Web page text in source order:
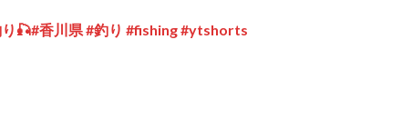
🎣#香川県 #釣り #fishing #ytshorts